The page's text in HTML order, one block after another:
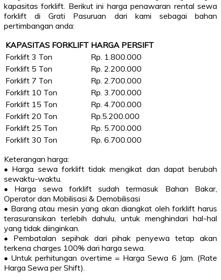
kapasitas forklift. Berikut ini harga penawaran rental sewa
forklift di Grati Pasuruan dari kami sebagai bahan
pertimbangan anda:
KAPASITAS FORKLIFT HARGA PERSIFT
Forklift 3 Ton
Rp. 1.800.000
Forklift 5 Ton
Rp. 2.200.000
Forklift 7 Ton
Rp. 2.700.000
Forklift 10 Ton
Rp. 3.700.000
Forklift 15 Ton
Rp. 4.700.000
Forklift 20 Ton
Rp.5.200.000
Forklift 25 Ton
Rp. 5.700.000
Forklift 30 Ton
Rp. 6.700.000
Keterangan harga:
• Harga sewa forklift tidak mengikat dan dapat berubah
sewaktu-waktu.
• Harga sewa forklift sudah termasuk Bahan Bakar,
Operator dan Mobilisasi & Demobilisasi
• Barang atau mesin yang akan diangkat oleh forklift harus
terasuransikan terlebih dahulu, untuk menghindari hal-hal
yang tidak diinginkan.
• Pembatalan sepihak dari pihak penyewa tetap akan
terkena charges 100% dari harga sewa.
• Untuk perhitungan overtime = Harga Sewa 6 Jam. (Rate
Harga Sewa per Shift).